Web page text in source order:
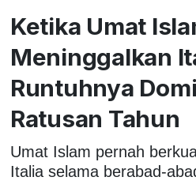
Ketika Umat
Meninggalkan
Runtuhnya
Ratusan Tahun
Umat Islam pernah
Italia selama berabad-